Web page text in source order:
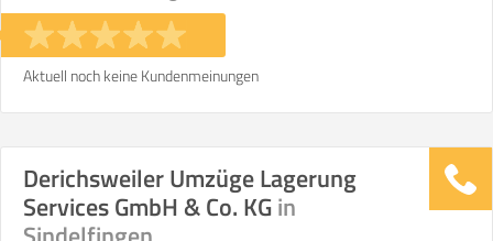
Aktuell noch keine Kundenmeinungen
Derichsweiler Umzüge Lagerung
Services GmbH & Co. KGin